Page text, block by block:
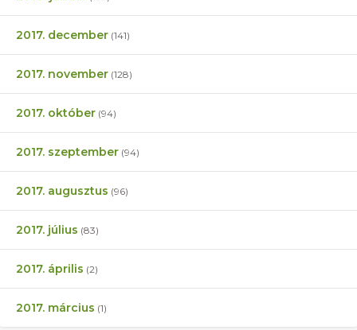
2017. december (141)
2017. november (128)
2017. október (94)
2017. szeptember (94)
2017. augusztus (96)
2017. július (83)
2017. április (2)
2017. március (1)